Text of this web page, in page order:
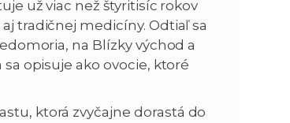
už viac než štyritisíc rokov
tradičnej medicíny. Odtiaľ sa
na Blízky východ a
opisuje ako ovocie, ktoré
ktorá zvyčajne dorastá do